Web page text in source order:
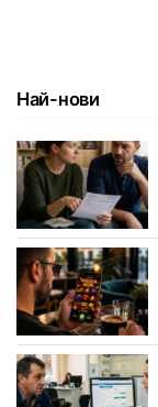
Най-нови